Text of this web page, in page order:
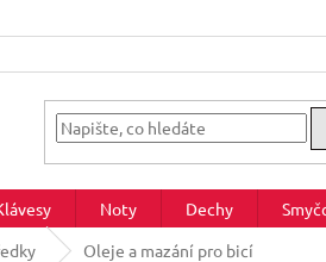
Noty Dechy
Oleje a mazání pro bicí